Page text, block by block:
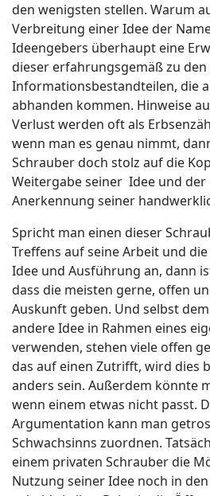
den wenigsten stellen. Warum
Verbreitung einer Idee der
Ideengebers überhaupt eine
dieser erfahrungsgemäß zu den
Informationsbestandteilen, die
abhanden kommen. Hinweise
Verlust werden oft als
wenn man es genau nimmt,
Schrauber doch stolz auf die
Weitergabe seiner Idee und
Anerkennung seiner
Spricht man einen dieser
Treffens auf seine Arbeit und
Idee und Ausführung an, dann
dass die meisten gerne, offen
Auskunft geben. Und selbst
andere Idee in Rahmen eines
verwenden, stehen viele offen
das auf einen Zutrifft, wird dies
anders sein. Außerdem könnte
wenn einem etwas nicht passt.
Argumentation kann man
Schwachsinns zuordnen.
einem privaten Schrauber die
Nutzung seiner Idee noch in